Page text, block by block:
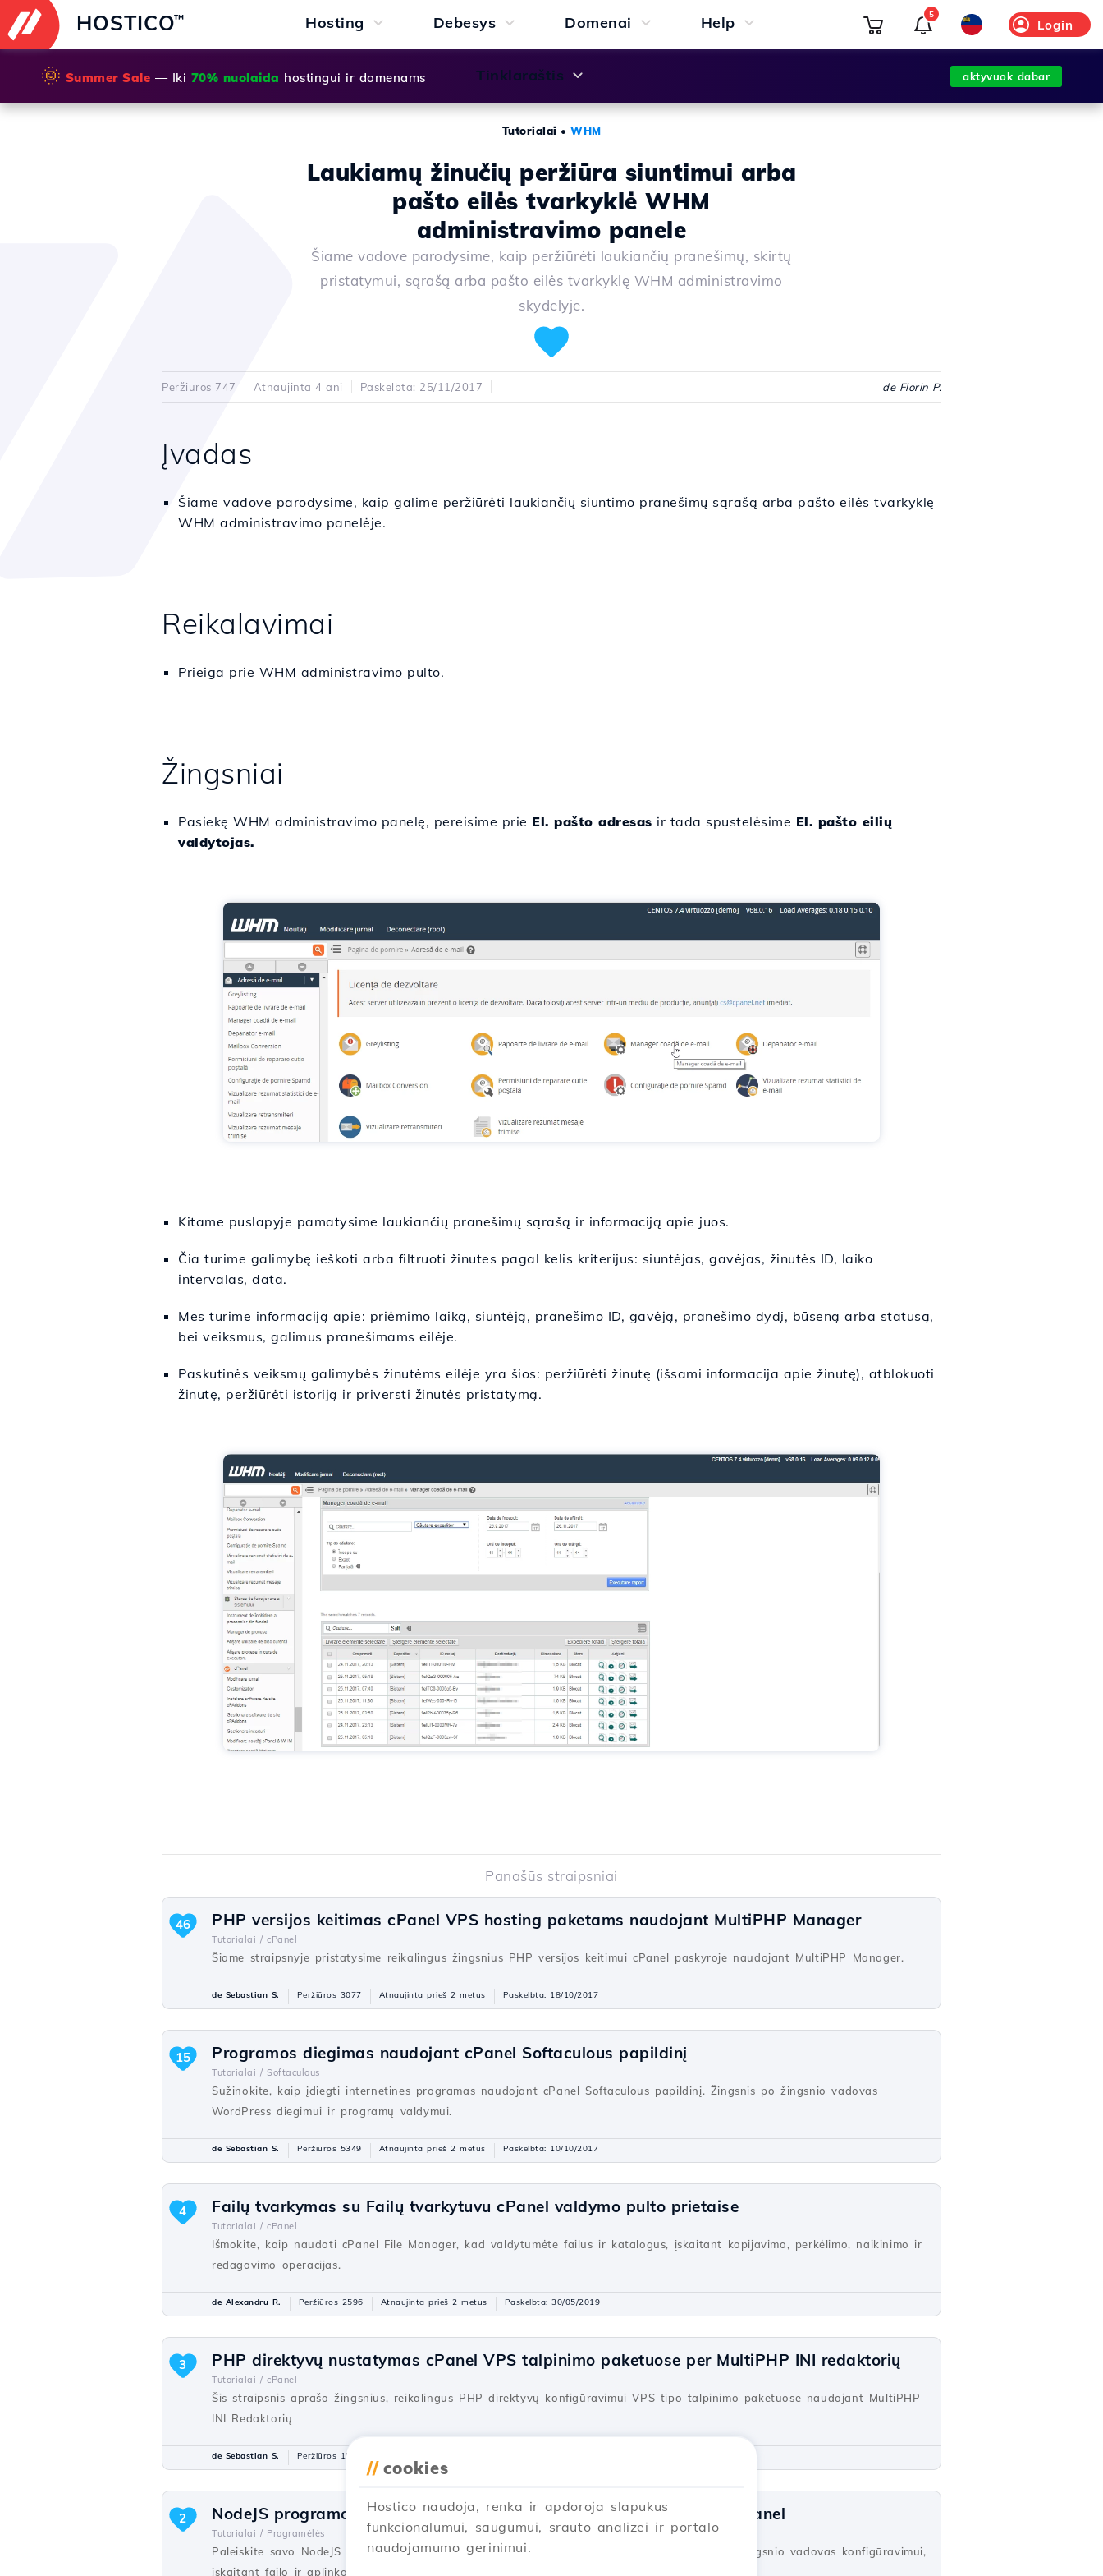
HOSTICO™ Hosting Debesys Domenai Help
Tinklaraštis
Login
5
🌞 Summer Sale — Iki 70% nuolaida hostingui ir domenams aktyvuok dabar
Tutorialai • WHM
Laukiamų žinučių peržiūra siuntimui arba
pašto eilės tvarkyklė WHM
administravimo panele
Šiame vadove parodysime, kaip peržiūrėti laukiančių pranešimų, skirtų
pristatymui, sąrašą arba pašto eilės tvarkyklę WHM administravimo
skydelyje.
Peržiūros 747 Atnaujinta 4 ani Paskelbta: 25/11/2017 de Florin P.
Įvadas
Šiame vadove parodysime, kaip galime peržiūrėti laukiančių siuntimo pranešimų sąrašą arba pašto eilės tvarkyklę
WHM administravimo panelėje.
Reikalavimai
Prieiga prie WHM administravimo pulto.
Žingsniai
Pasiekę WHM administravimo panelę, pereisime prie El. pašto adresas ir tada spustelėsime El. pašto eilių
valdytojas.
Kitame puslapyje pamatysime laukiančių pranešimų sąrašą ir informaciją apie juos.
Čia turime galimybę ieškoti arba filtruoti žinutes pagal kelis kriterijus: siuntėjas, gavėjas, žinutės ID, laiko
intervalas, data.
Mes turime informaciją apie: priėmimo laiką, siuntėją, pranešimo ID, gavėją, pranešimo dydį, būseną arba statusą,
bei veiksmus, galimus pranešimams eilėje.
Paskutinės veiksmų galimybės žinutėms eilėje yra šios: peržiūrėti žinutę (išsami informacija apie žinutę), atblokuoti
žinutę, peržiūrėti istoriją ir priversti žinutės pristatymą.
Panašūs straipsniai
PHP versijos keitimas cPanel VPS hosting paketams naudojant MultiPHP Manager
Tutorialai / cPanel
Šiame straipsnyje pristatysime reikalingus žingsnius PHP versijos keitimui cPanel paskyroje naudojant MultiPHP Manager.
46
de Sebastian S. Peržiūros 3077 Atnaujinta prieš 2 metus Paskelbta: 18/10/2017
Programos diegimas naudojant cPanel Softaculous papildinį
Tutorialai / Softaculous
Sužinokite, kaip įdiegti internetines programas naudojant cPanel Softaculous papildinį. Žingsnis po žingsnio vadovas
WordPress diegimui ir programų valdymui.
15
de Sebastian S. Peržiūros 5349 Atnaujinta prieš 2 metus Paskelbta: 10/10/2017
Failų tvarkymas su Failų tvarkytuvu cPanel valdymo pulto prietaise
Tutorialai / cPanel
Išmokite, kaip naudoti cPanel File Manager, kad valdytumėte failus ir katalogus, įskaitant kopijavimo, perkėlimo, naikinimo ir
redagavimo operacijas.
4
de Alexandru R. Peržiūros 2596 Atnaujinta prieš 2 metus Paskelbta: 30/05/2019
PHP direktyvų nustatymas cPanel VPS talpinimo paketuose per MultiPHP INI redaktorių
Tutorialai / cPanel
Šis straipsnis aprašo žingsnius, reikalingus PHP direktyvų konfigūravimui VPS tipo talpinimo paketuose naudojant MultiPHP
INI Redaktorių
3
de Sebastian S. Peržiūros 1568
NodeJS programos paleidimas bendrojo naudojimo serveriuose su cPanel
Tutorialai / Programėlės
Paleiskite savo NodeJS programą bendruosiuose serveriuose su cPanel! Išsamus žingsnis po žingsnio vadovas konfigūravimui,
įskaitant failo ir aplinkos kintamųjų nustatymą.
2
// cookies
Hostico naudoja, renka ir apdoroja slapukus
funkcionalumui, saugumui, srauto analizei ir portalo
naudojamumo gerinimui.